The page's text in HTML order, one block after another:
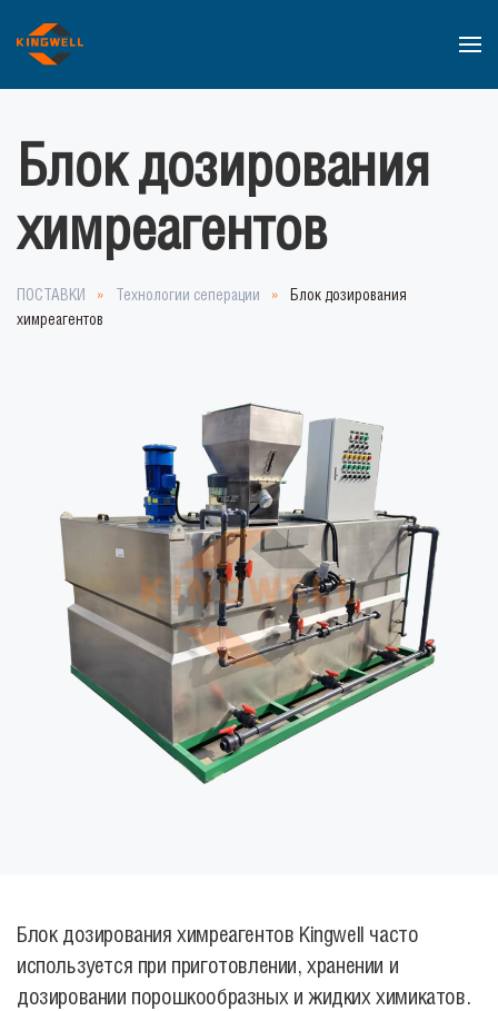
Перейти к содержимому
Блок дозирования
химреагентов
ПОСТАВКИ Технологии сеперации
Блок дозирования
химреагентов
Блок дозирования химреагентов Kingwell часто
используется при приготовлении, хранении и
дозировании порошкообразных и жидких химикатов.